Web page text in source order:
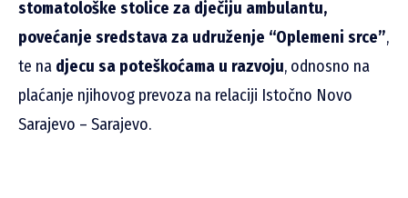
stomatološke stolice za dječiju ambulantu,
povećanje sredstava za udruženje “Oplemeni srce”,
te na djecu sa poteškoćama u razvoju, odnosno na
plaćanje njihovog prevoza na relaciji Istočno Novo
Sarajevo – Sarajevo.